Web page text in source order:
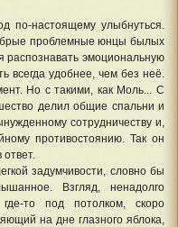
по-настоящему улыбнуться.
проблемные юнцы былых
распознавать эмоциональную
всегда удобнее, чем без неё.
Но с такими, как Моль... С
делил общие спальни и
сотрудничеству и,
противостоянию. Так он
задумчивости, словно бы
Взгляд, ненадолго
то под потолком, скоро
на дне глазного яблока,